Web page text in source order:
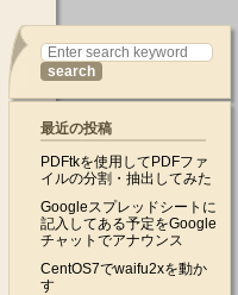
最近の投稿
PDFtkを使用してPDFファ
イルの分割・抽出してみた
Googleスプレッドシートに
記入してある予定をGoogle
チャットでアナウンス
CentOS7でwaifu2xを動か
す